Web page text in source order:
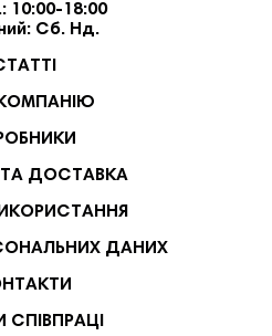
10:00-18:00
Сб. Нд.
ДОСТАВКА
ДАНИХ
СПІВПРАЦІ